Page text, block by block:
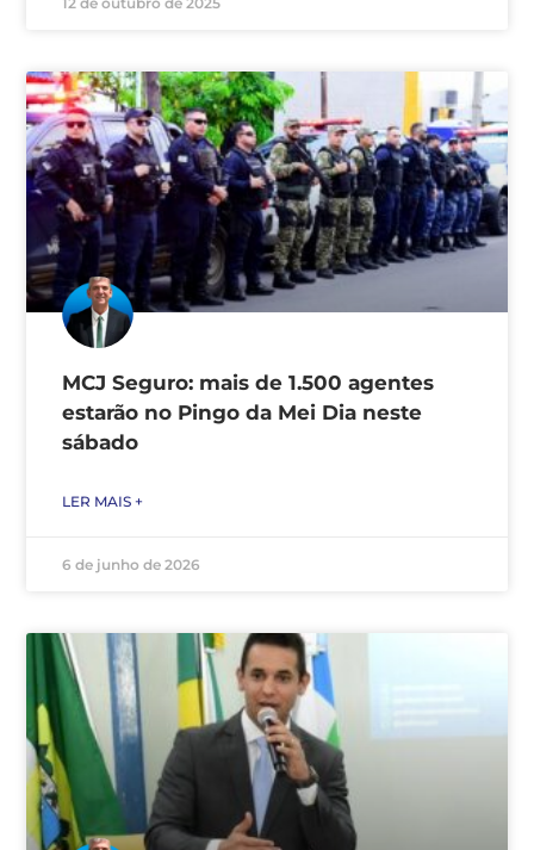
MCJ Seguro: mais de 1.500 agentes
estarão no Pingo da Mei Dia neste
sábado
LER MAIS +
6 de junho de 2026